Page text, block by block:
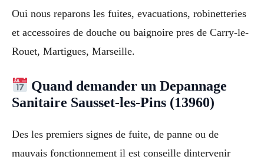
Oui nous reparons les fuites, evacuations, robinetteries
et accessoires de douche ou baignoire pres de Carry-le-
Rouet, Martigues, Marseille.
Quand demander un Depannage
Sanitaire Sausset-les-Pins (13960)
Des les premiers signes de fuite, de panne ou de
mauvais fonctionnement il est conseille dintervenir